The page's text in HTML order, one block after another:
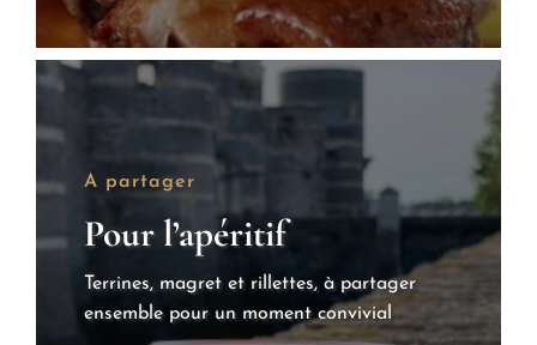
A partager
Pour l’apéritif
Terrines, magret et rillettes, à partager
ensemble pour un moment convivial